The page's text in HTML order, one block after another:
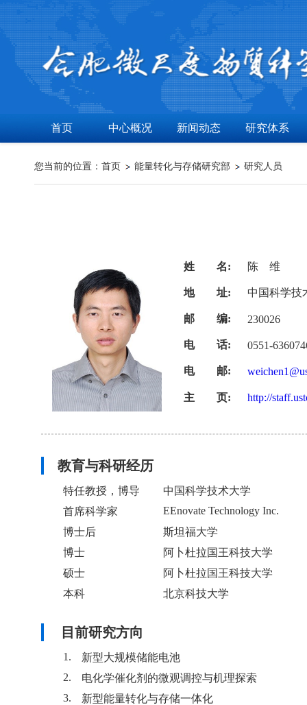
首页 中心概况 新闻动态 研究体系
您当前的位置： 首页 能量转化与存储研究部 研究人员
姓 名: 陈 维
地 址: 中国科学技
邮 编: 230026
电 话: 0551-
电 邮:
主 页: http://
教育与科研经历
特任教授，博导
中国科学技术大学
首席科学家
EEnovate Technology Inc.
博士后
斯坦福大学
博士
阿卜杜拉国王科技大学
硕士
阿卜杜拉国王科技大学
本科
北京科技大学
目前研究方向
1.
新型大规模储能电池
2.
电化学催化剂的微观调控与机理探索
3.
新型能量转化与存储一体化